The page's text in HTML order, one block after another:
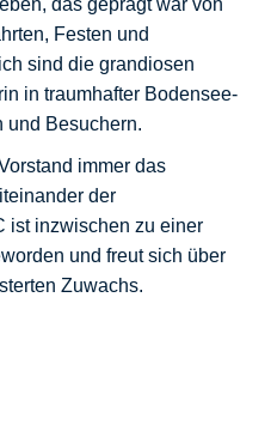
das geprägt war von
Festen und
sind die grandiosen
in traumhafter Bodensee-
und Besuchern.
immer das
der
ist inzwischen zu einer
und freut sich über
Zuwachs.